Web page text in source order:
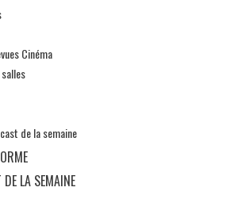
Cinéma
de la semaine
DE LA SEMAINE